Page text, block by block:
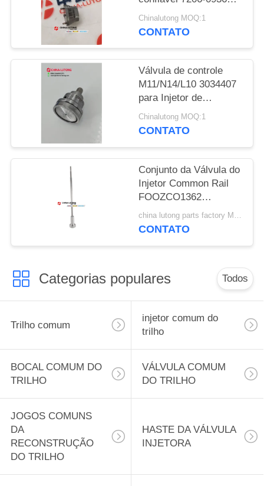
PRIVACY
válvula de alta
qualidade para Daf
1972591 2005596
1972590
Chinalutong MOQ:1
CONTATO
Válvula de controle
M11/N14/L10 3034407
para Injetor de
Combustível ISM
oferece desempenho
sistemas de exaustão
automotivos
Chinalutong MOQ:1
CONTATO
Conjunto da Válvula do
Injetor Common Rail
FOOZCO1362
F00VC01362 00V C01
362 Unidade de
F00V C01 362 para
china lutong parts factory MOQ:1
CONTATO
Categorias populares Todos
Trilho comum
injetor comum do
trilho
BOCAL COMUM DO
TRILHO
VÁLVULA COMUM
DO TRILHO
JOGOS COMUNS
DA
RECONSTRUÇÃO
DO TRILHO
HASTE DA VÁLVULA
INJETORA